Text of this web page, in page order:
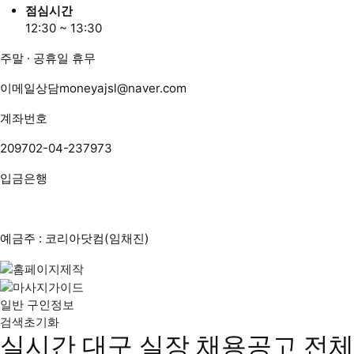
점심시간
12:30 ~ 13:30
주말 · 공휴일 휴무
이메일상담moneyajsl@naver.com
계좌번호
209702-04-237973
입금은행
예금주 : 코리아닷컴(임채진)
일반 구인정보
검색초기화
실시간 대구 실장 채용공고 전